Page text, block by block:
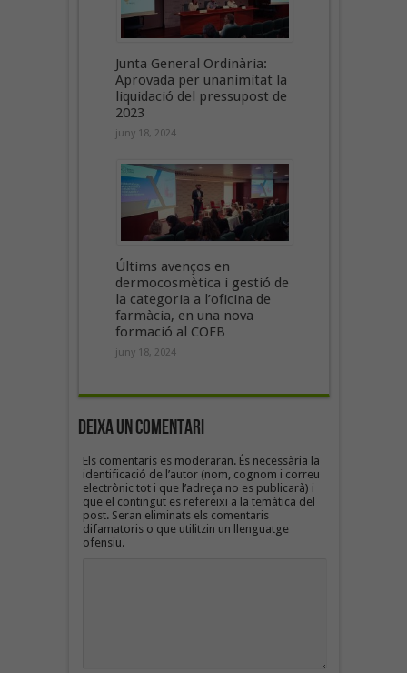
Junta General Ordinària:
Aprovada per unanimitat la
liquidació del pressupost de
2023
juny 18, 2024
Últims avenços en
dermocosmètica i gestió de
la categoria a l’oficina de
farmàcia, en una nova
formació al COFB
juny 18, 2024
Deixa un Comentari
Els comentaris es moderaran. És necessària la
identificació de l’autor (nom, cognom i correu
electrònic tot i que l’adreça no es publicarà) i
que el contingut es refereixi a la temàtica del
post. Seran eliminats els comentaris
difamatoris o que utilitzin un llenguatge
ofensiu.